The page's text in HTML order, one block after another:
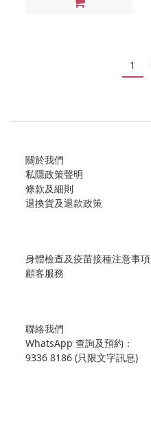
1
關於我們
私隱政策聲明
條款及細則
退換貨及退款政策
身體檢查及疫苗接種注意事項
顧客服務
聯絡我們
WhatsApp 查詢及預約：
9336 8186 (只限文字訊息)